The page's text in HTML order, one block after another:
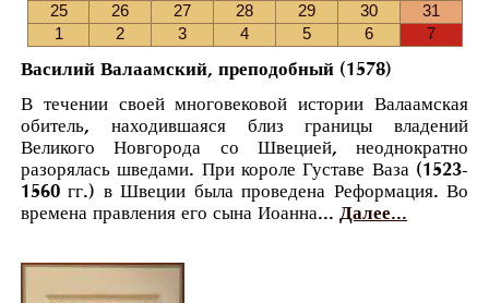
25
26 27 28 29 30
31
1
2 3 4 5 6 7
Василий Валаамский, преподобный (1578)
В течении своей многовековой истории Валаамская
обитель, находившаяся близ границы владений
Великого Новгорода со Швецией, неоднократно
разорялась шведами. При короле Густаве Ваза (1523-
1560 гг.) в Швеции была проведена Реформация. Во
времена правления его сына Иоанна... Далее...